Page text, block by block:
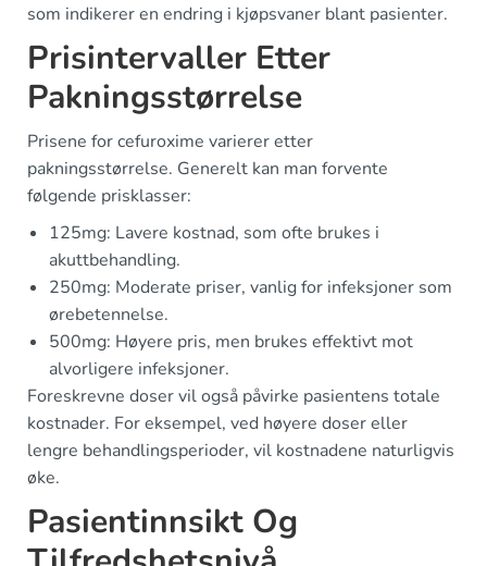
som indikerer en endring i kjøpsvaner blant pasienter.
Prisintervaller Etter
Pakningsstørrelse
Prisene for cefuroxime varierer etter
pakningsstørrelse. Generelt kan man forvente
følgende prisklasser:
125mg: Lavere kostnad, som ofte brukes i
akuttbehandling.
250mg: Moderate priser, vanlig for infeksjoner som
ørebetennelse.
500mg: Høyere pris, men brukes effektivt mot
alvorligere infeksjoner.
Foreskrevne doser vil også påvirke pasientens totale
kostnader. For eksempel, ved høyere doser eller
lengre behandlingsperioder, vil kostnadene naturligvis
øke.
Pasientinnsikt Og